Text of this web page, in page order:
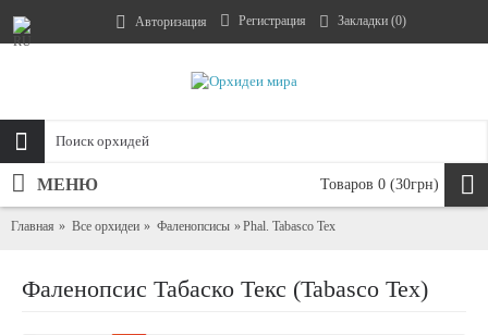
Авторизация Регистрация Закладки (0)
Товаров 0 (30грн)
МЕНЮ
Главная Все орхидеи Фаленопсисы Phal. Tabasco Tex
Фаленопсис Табаско Текс (Tabasco Tex)